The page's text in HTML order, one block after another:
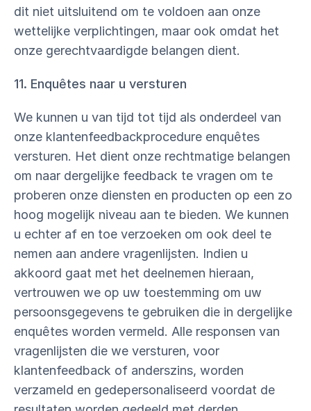
dit niet uitsluitend om te voldoen aan onze
wettelijke verplichtingen, maar ook omdat het
onze gerechtvaardigde belangen dient.
11. Enquêtes naar u versturen
We kunnen u van tijd tot tijd als onderdeel van
onze klantenfeedbackprocedure enquêtes
versturen. Het dient onze rechtmatige belangen
om naar dergelijke feedback te vragen om te
proberen onze diensten en producten op een zo
hoog mogelijk niveau aan te bieden. We kunnen
u echter af en toe verzoeken om ook deel te
nemen aan andere vragenlijsten. Indien u
akkoord gaat met het deelnemen hieraan,
vertrouwen we op uw toestemming om uw
persoonsgegevens te gebruiken die in dergelijke
enquêtes worden vermeld. Alle responsen van
vragenlijsten die we versturen, voor
klantenfeedback of anderszins, worden
verzameld en gedepersonaliseerd voordat de